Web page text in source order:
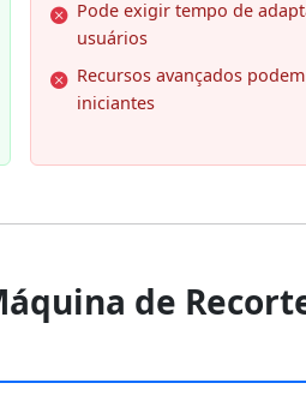
Pode exigir tempo de
usuários
Recursos avançados
iniciantes
de